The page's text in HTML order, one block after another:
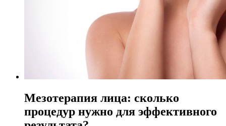
Мезотерапия лица: сколько
процедур нужно для эффективного